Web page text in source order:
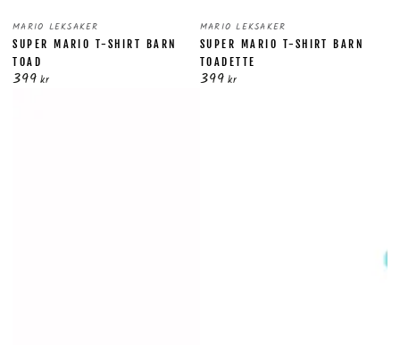
Säljare:
MARIO LEKSAKER
SUPER MARIO T-SHIRT BARN
TOAD
Ordinarie
399 kr
Säljare:
MARIO LEKSAKER
SUPER MARIO T-SHIRT BARN
TOADETTE
Ordinarie
399 kr